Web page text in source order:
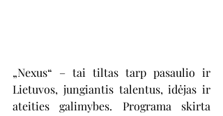
„Nexus“ – tai tiltas tarp pasaulio ir
Lietuvos, jungiantis talentus, idėjas ir
ateities galimybes. Programa skirta